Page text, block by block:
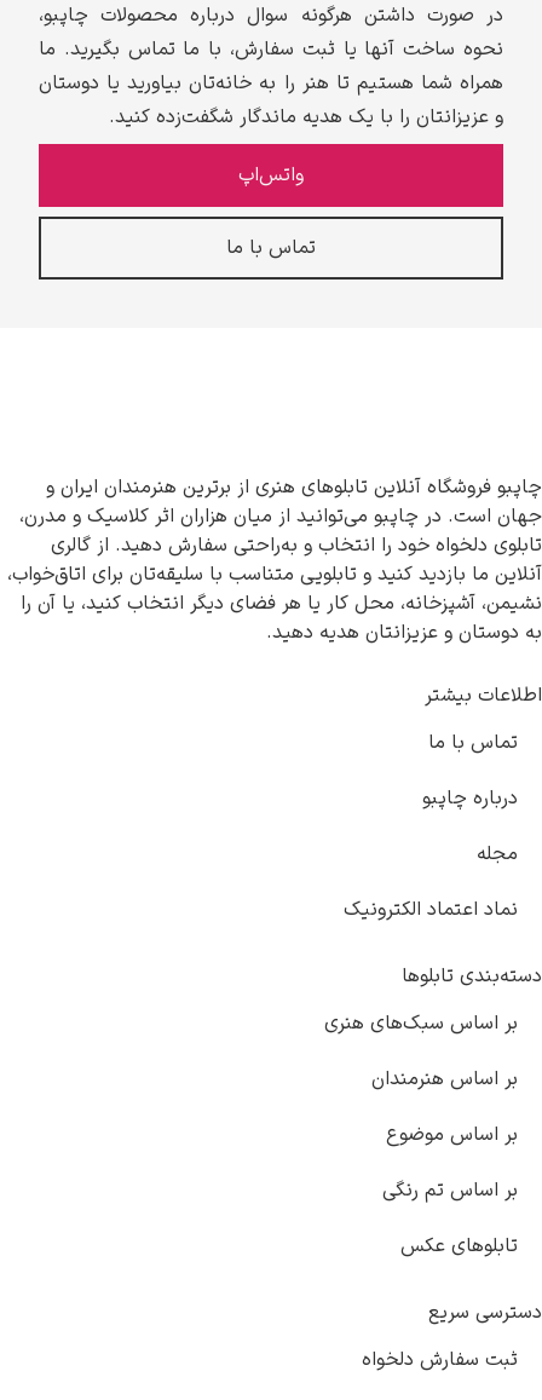
در صورت داشتن هرگونه سوال درباره محصولات چاپبو،
نحوه ساخت آنها یا ثبت سفارش، با ما تماس بگیرید. ما
همراه شما هستیم تا هنر را به خانه‌تان بیاورید یا دوستان
و عزیزانتان را با یک هدیه ماندگار شگفت‌زده کنید.
واتس‌اپ
تماس با ما
چاپبو فروشگاه آنلاین تابلوهای هنری از برترین هنرمندان ایران و
جهان است. در چاپبو می‌توانید از میان هزاران اثر کلاسیک و مدرن،
تابلوی دلخواه خود را انتخاب و به‌راحتی سفارش دهید. از گالری
آنلاین ما بازدید کنید و تابلویی متناسب با سلیقه‌تان برای اتاق‌خواب،
نشیمن، آشپزخانه، محل کار یا هر فضای دیگر انتخاب کنید، یا آن را
به دوستان و عزیزانتان هدیه دهید.
اطلاعات بیشتر
تماس با ما
درباره چاپبو
مجله
نماد اعتماد الکترونیک
دسته‌بندی تابلوها
بر اساس سبک‌های هنری
بر اساس هنرمندان
بر اساس موضوع
بر اساس تم رنگی
تابلوهای عکس
دسترسی سریع
ثبت سفارش دلخواه